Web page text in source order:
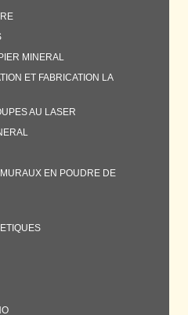
MINERAL
ET FABRICATION LA
AU LASER
EN POUDRE DE